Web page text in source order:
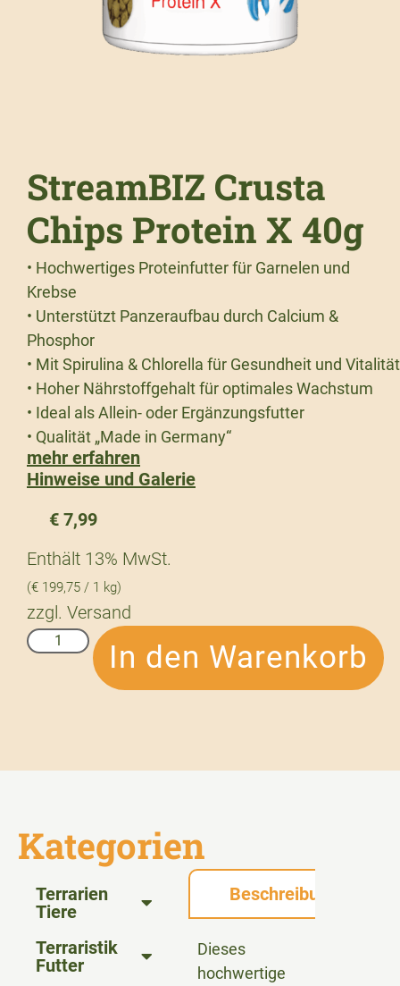
StreamBIZ Crusta
Chips Protein X 40g
• Hochwertiges Proteinfutter für Garnelen und
Krebse
• Unterstützt Panzeraufbau durch Calcium &
Phosphor
• Mit Spirulina & Chlorella für Gesundheit und Vitalität
• Hoher Nährstoffgehalt für optimales Wachstum
• Ideal als Allein- oder Ergänzungsfutter
• Qualität „Made in Germany“
mehr erfahren
Hinweise und Galerie
€ 7,99
Enthält 13% MwSt.
(€ 199,75 / 1 kg)
zzgl. Versand
In den Warenkorb
Kategorien
Terrarien
Tiere
Terraristik
Futter
Beschreibung
Dieses
hochwertige